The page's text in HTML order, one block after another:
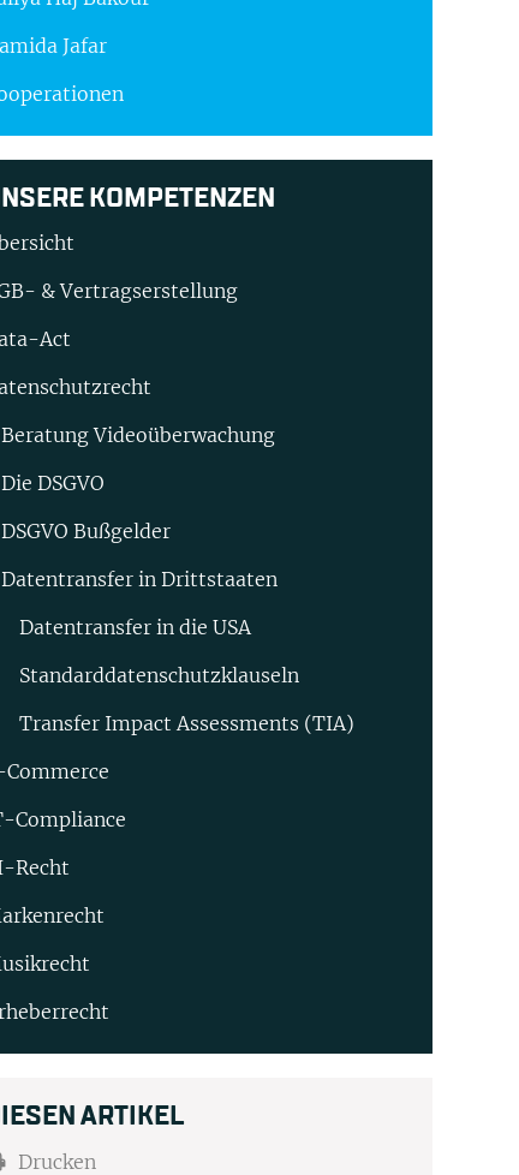
Jafar
KOMPETENZEN
& Vertragserstellung
Act
Beratung Video­überwachung
Die DSGVO
DSGVO Bußgelder
Datentransfer in Drittstaaten
Datentransfer in die USA
Standard­datenschutz­klauseln
Transfer Impact Assessments (TIA)
Commerce
Compliance
Recht
ARTIKEL
Drucken